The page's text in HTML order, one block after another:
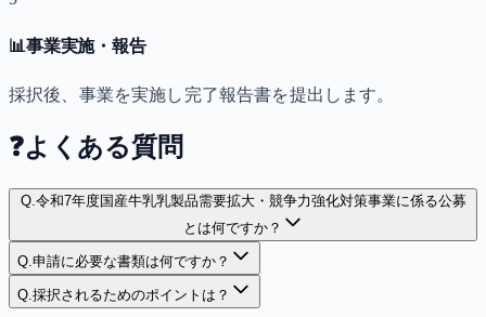
📊事業実施・報告
採択後、事業を実施し完了報告書を提出します。
❓よくある質問
Q.令和7年度国産牛乳乳製品需要拡大・競争力強化対策事業に係る公募
とは何ですか？
Q.申請に必要な書類は何ですか？
Q.採択されるためのポイントは？